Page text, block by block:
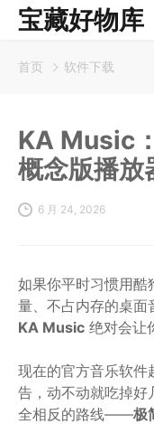
宝藏好物库
首页 软件下载
KA Music
概念版播放
6 月 24, 2026
如果你平时习惯用酷
量、不占内存的桌面
KA Music 绝对会让
现在的官方音乐软件
告，动不动就吃掉
全相反的路线——极